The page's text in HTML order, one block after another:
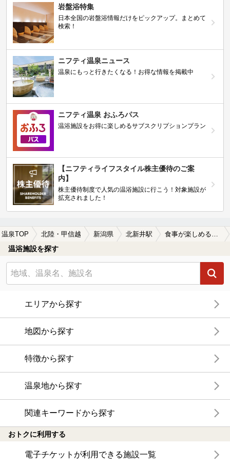
岩盤浴特集
日本全国の岩盤浴情報だけをピックアップ。まとめて
検索！
ニフティ温泉ニュース
温泉にもっと行きたくなる！お得な情報を掲載中
ニフティ温泉 おふろパス
温浴施設をお得に楽しめるサブスクリプションプラン
【ニフティライフスタイル株主優待のご案
内】
株主優待制度で人気の温浴施設に行こう！対象施設が
拡充されました！
温泉TOP 北陸・甲信越 新潟県 北新井駅 食事が楽しめる北新井駅近くの温泉、日帰り温泉、スーパー銭湯おすすめ
温浴施設を探す
エリアから探す
地図から探す
特徴から探す
温泉地から探す
関連キーワードから探す
おトクに利用する
電子チケットが利用できる施設一覧